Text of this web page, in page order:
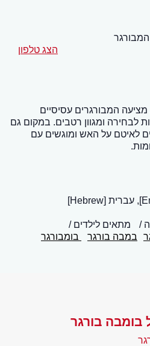
המבורגר
הצג טלפון
המבורגרים עסיסיים
לבחירה ומגוון רטבים. במקום גם
לאיטם על האש ומוגשים עם
מתאים לילדים
במבה בורגר
בומבורגר
בומבה בורגר